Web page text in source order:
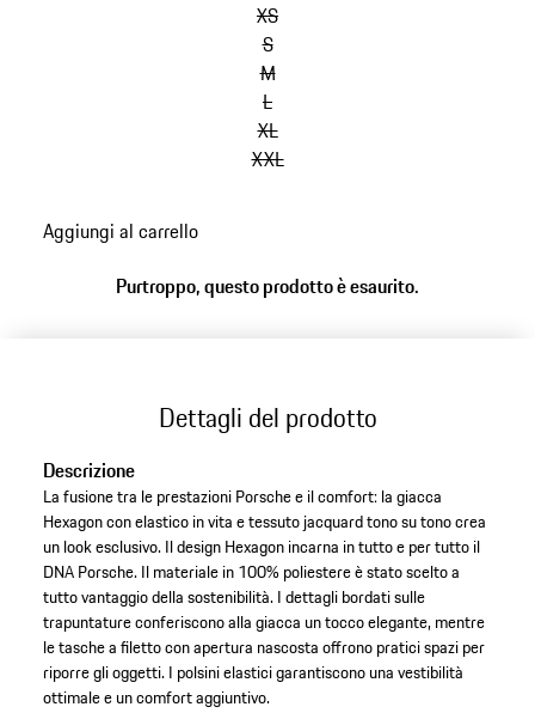
XS
S
M
L
XL
XXL
Aggiungi al carrello
Purtroppo, questo prodotto è esaurito.
Dettagli del prodotto
Descrizione
La fusione tra le prestazioni Porsche e il comfort: la giacca
Hexagon con elastico in vita e tessuto jacquard tono su tono crea
un look esclusivo. Il design Hexagon incarna in tutto e per tutto il
DNA Porsche. Il materiale in 100% poliestere è stato scelto a
tutto vantaggio della sostenibilità. I dettagli bordati sulle
trapuntature conferiscono alla giacca un tocco elegante, mentre
le tasche a filetto con apertura nascosta offrono pratici spazi per
riporre gli oggetti. I polsini elastici garantiscono una vestibilità
ottimale e un comfort aggiuntivo.